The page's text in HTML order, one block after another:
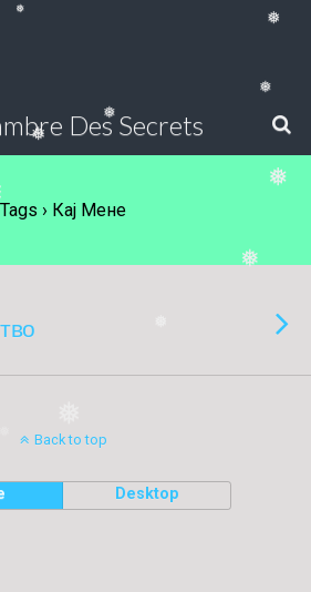
❅
❅
❅
❅
❅
❅
❅
Des Secrets
Tags › Кај Мене
Back to top
Desktop